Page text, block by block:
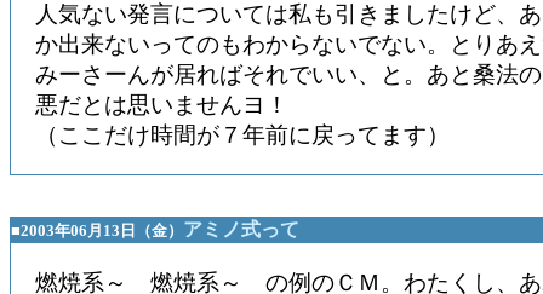
人気ない発言については私も引きましたけど、
か出来ないってのもわからないでない。とりあ
みーさーんが居ればそれでいい、と。あと桑法
悪だとは思いませんヨ！
（ここだけ時間が７年前に戻ってます）
■2003年06月13日（金） アミノ式って
燃焼系～ 燃焼系～ の例のＣＭ。わたくし、あ